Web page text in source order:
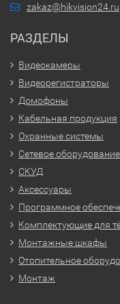
zakaz@hikvision24.ru
РАЗДЕЛЫ
Видеокамеры
Видеорегистраторы
Домофоны
Кабельная продукция
Охранные системы
Сетевое оборудование
СКУД
Аксессуары
Программное
Комплектующие для
Монтажные шкафы
Отопительное
Монтаж